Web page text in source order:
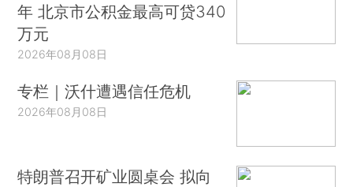
年 北京市公积金最高可贷340
万元
2026年08月08日
专栏｜沃什遭遇信任危机
2026年08月08日
特朗普召开矿业圆桌会 拟向